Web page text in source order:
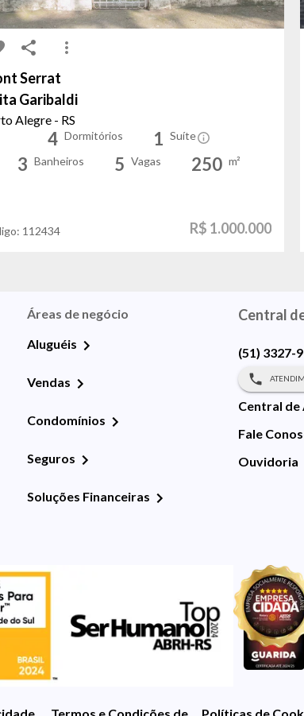
Serrat
Garibaldi
Alegre - RS
4 Dormitórios 1 Suíte
3 Banheiros 5 Vagas 250 m²
112434 R$ 1.000.000
Áreas de negócio
Aluguéis
Vendas
Condomínios
Seguros
Soluções Financeiras
Central
(51) 3327-
Central de
Fale
Ouvidoria
Termos e Condições de UsoPolíticas de